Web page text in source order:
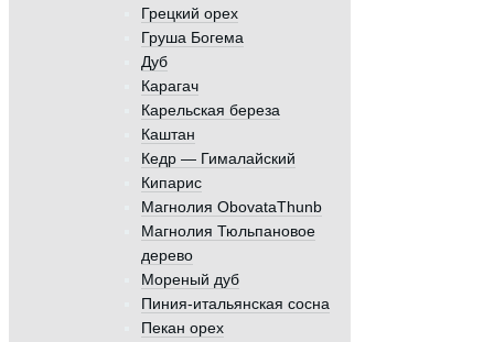
Грецкий орех
Груша Богема
Дуб
Карагач
Карельская береза
Каштан
Кедр — Гималайский
Кипарис
Магнолия ObovataThunb
Магнолия Тюльпановое
дерево
Мореный дуб
Пиния-итальянская сосна
Пекан орех